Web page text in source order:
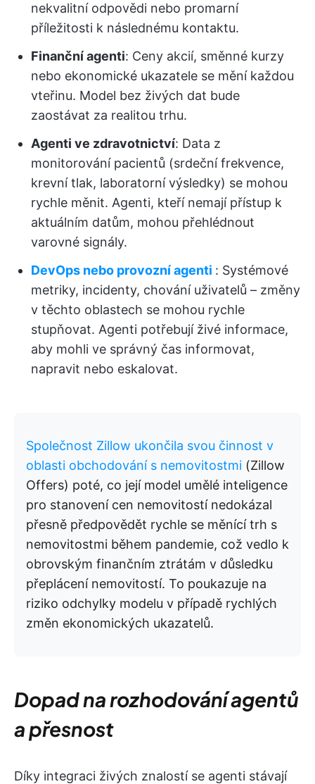
nekvalitní odpovědi nebo promarní
příležitosti k následnému kontaktu.
Finanční agenti: Ceny akcií, směnné kurzy
nebo ekonomické ukazatele se mění každou
vteřinu. Model bez živých dat bude
zaostávat za realitou trhu.
Agenti ve zdravotnictví: Data z
monitorování pacientů (srdeční frekvence,
krevní tlak, laboratorní výsledky) se mohou
rychle měnit. Agenti, kteří nemají přístup k
aktuálním datům, mohou přehlédnout
varovné signály.
DevOps nebo provozní agenti : Systémové
metriky, incidenty, chování uživatelů – změny
v těchto oblastech se mohou rychle
stupňovat. Agenti potřebují živé informace,
aby mohli ve správný čas informovat,
napravit nebo eskalovat.
Společnost Zillow ukončila svou činnost v
oblasti obchodování s nemovitostmi (Zillow
Offers) poté, co její model umělé inteligence
pro stanovení cen nemovitostí nedokázal
přesně předpovědět rychle se měnící trh s
nemovitostmi během pandemie, což vedlo k
obrovským finančním ztrátám v důsledku
přeplácení nemovitostí. To poukazuje na
riziko odchylky modelu v případě rychlých
změn ekonomických ukazatelů.
Dopad na rozhodování agentů
a přesnost
Díky integraci živých znalostí se agenti stávají